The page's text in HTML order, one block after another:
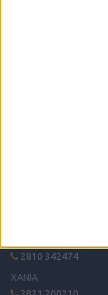
2810 342474
ΧΑΝΙΑ